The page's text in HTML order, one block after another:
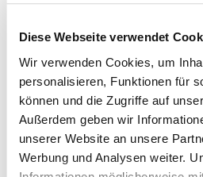
Diese Webseite verwendet
Wir verwenden Cookies, um
personalisieren, Funktionen für
können und die Zugriffe auf
Außerdem geben wir
unserer Website an unsere
Werbung und Analysen weiter.
Quelle : Detlefsen-Museum
Langbeschreibung